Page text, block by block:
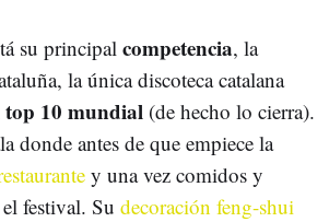
su principal competencia, la
la única discoteca catalana
top 10 mundial (de hecho lo cierra).
donde antes de que empiece la
y una vez comidos y
festival. Su decoración feng-shui